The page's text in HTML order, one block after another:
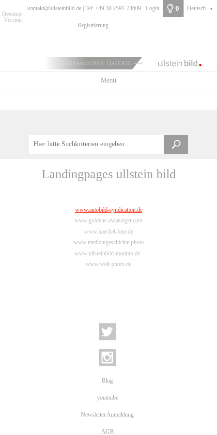
Desktop-
Version
kontakt@ullsteinbild.de | Tel: +49 30 2591-73609 Login
Registrierung
0 Deutsch ▼
Menü
Landingpages ullstein bild
www.autobild-syndication.de
www.goldene-zwanziger.com
www.haeckel-foto.de
www.medizingeschichte.photo
www.ullsteinbild-maritim.de
www.welt-photo.de
Blog
youtoube
Newsletter Anmeldung
AGB